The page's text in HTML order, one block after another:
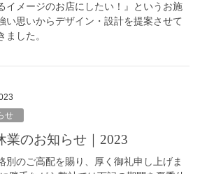
イメージのお店にしたい！』というお施
い思いからデザイン・設計を提案させて
ました。
せ
休業のお知らせ｜2023
別のご高配を賜り、厚く御礼申し上げま